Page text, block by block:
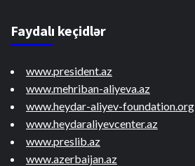
Faydalı keçidlər
www.president.az
www.mehriban-aliyeva.az
www.heydar-aliyev-foundation.org
www.heydaraliyevcenter.az
www.preslib.az
www.azerbaijan.az